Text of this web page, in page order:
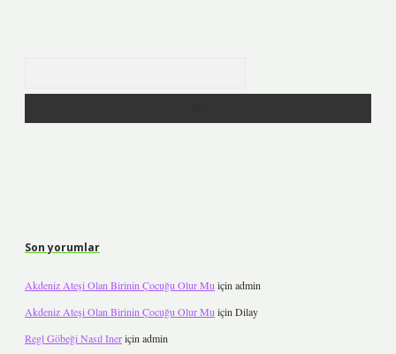
Son yorumlar
Akdeniz Ateşi Olan Birinin Çocuğu Olur Mu için admin
Akdeniz Ateşi Olan Birinin Çocuğu Olur Mu için Dilay
Regl Göbeği Nasıl Ineriçin admin